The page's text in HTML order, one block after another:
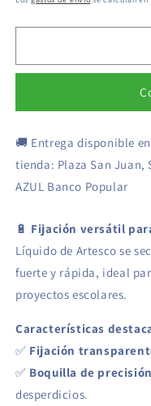
100
-
100
-
🚚 Entrega disponible
tienda: Plaza San Juan,
AZUL Banco Popular
🔋 Fijación versátil
Líquido de Artesco se
fuerte y rápida, ideal
proyectos escolares.
Características
✅ Fijación
✅ Boquilla de precisión
desperdicios.